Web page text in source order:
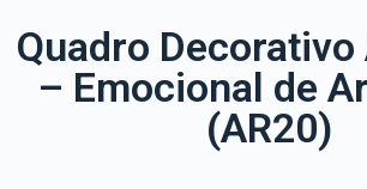
Quadro
– Emocional de
(AR20)